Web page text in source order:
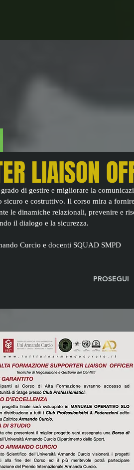
LIAISON
di gestire e migliorare la
sicuro e costruttivo. Il corso mira a
le dinamiche relazionali, prevenire e
il dialogo e la sicurezza.
Curcio e docenti SQUAD SMPD
PROSEGUI